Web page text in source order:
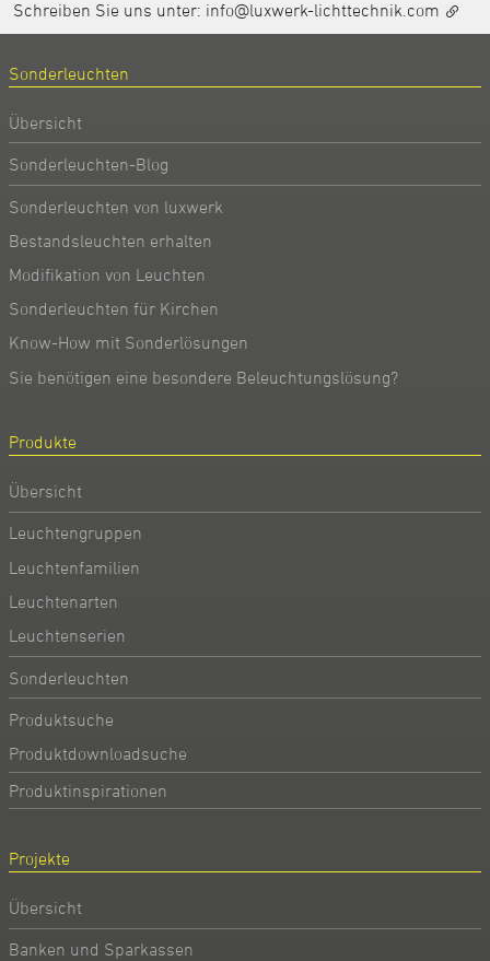
Schreiben Sie uns unter: info@luxwerk-lichttechnik.com
Sonderleuchten
Übersicht
Sonderleuchten-Blog
Sonderleuchten von luxwerk
Bestandsleuchten erhalten
Modifikation von Leuchten
Sonderleuchten für Kirchen
Know-How mit Sonderlösungen
Sie benötigen eine besondere Beleuchtungslösung?
Produkte
Übersicht
Leuchtengruppen
Leuchtenfamilien
Leuchtenarten
Leuchtenserien
Sonderleuchten
Produktsuche
Produktdownloadsuche
Produktinspirationen
Projekte
Übersicht
Banken und Sparkassen